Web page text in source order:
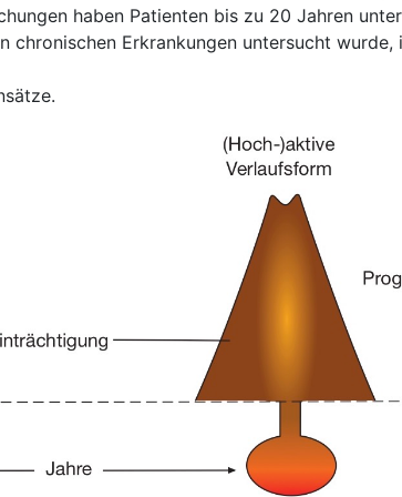
haben Patienten bis zu 20 Jahren
chronischen Erkrankungen untersucht